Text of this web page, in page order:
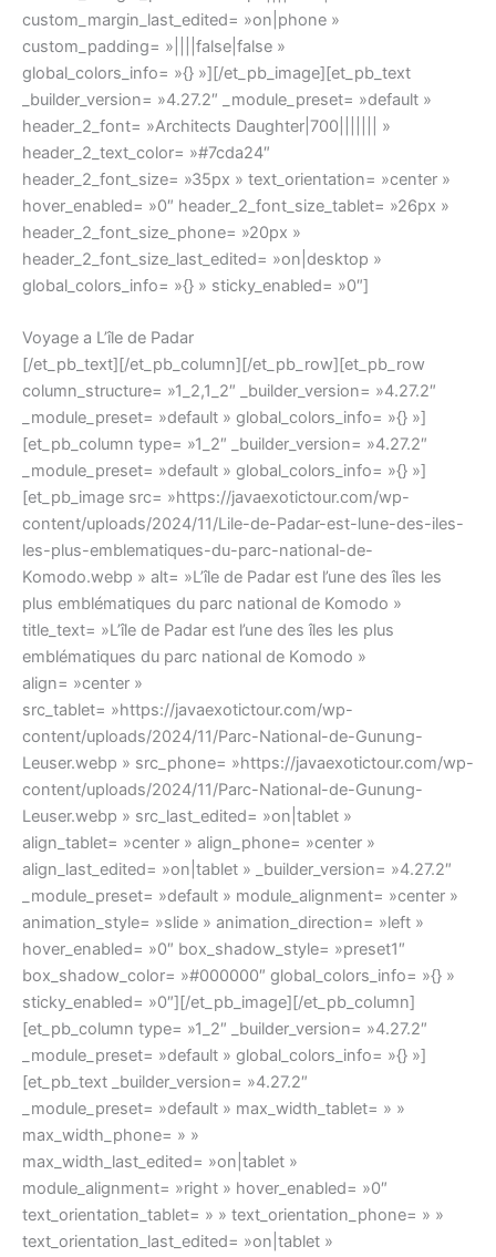
custom_margin_last_edited= »on|phone »
custom_padding= »||||false|false »
global_colors_info= »{} »][/et_pb_image][et_pb_text
_builder_version= »4.27.2″ _module_preset= »default »
header_2_font= »Architects Daughter|700||||||| »
header_2_text_color= »#7cda24″
header_2_font_size= »35px » text_orientation= »center »
hover_enabled= »0″ header_2_font_size_tablet= »26px »
header_2_font_size_phone= »20px »
header_2_font_size_last_edited= »on|desktop »
global_colors_info= »{} » sticky_enabled= »0″]
Voyage a L’île de Padar
[/et_pb_text][/et_pb_column][/et_pb_row][et_pb_row
column_structure= »1_2,1_2″ _builder_version= »4.27.2″
_module_preset= »default » global_colors_info= »{} »]
[et_pb_column type= »1_2″ _builder_version= »4.27.2″
_module_preset= »default » global_colors_info= »{} »]
[et_pb_image src= »https://javaexotictour.com/wp-
content/uploads/2024/11/Lile-de-Padar-est-lune-des-iles-
les-plus-emblematiques-du-parc-national-de-
Komodo.webp » alt= »L’île de Padar est l’une des îles les
plus emblématiques du parc national de Komodo »
title_text= »L’île de Padar est l’une des îles les plus
emblématiques du parc national de Komodo »
align= »center »
src_tablet= »https://javaexotictour.com/wp-
content/uploads/2024/11/Parc-National-de-Gunung-
Leuser.webp » src_phone= »https://javaexotictour.com/wp-
content/uploads/2024/11/Parc-National-de-Gunung-
Leuser.webp » src_last_edited= »on|tablet »
align_tablet= »center » align_phone= »center »
align_last_edited= »on|tablet » _builder_version= »4.27.2″
_module_preset= »default » module_alignment= »center »
animation_style= »slide » animation_direction= »left »
hover_enabled= »0″ box_shadow_style= »preset1″
box_shadow_color= »#000000″ global_colors_info= »{} »
sticky_enabled= »0″][/et_pb_image][/et_pb_column]
[et_pb_column type= »1_2″ _builder_version= »4.27.2″
_module_preset= »default » global_colors_info= »{} »]
[et_pb_text _builder_version= »4.27.2″
_module_preset= »default » max_width_tablet= » »
max_width_phone= » »
max_width_last_edited= »on|tablet »
module_alignment= »right » hover_enabled= »0″
text_orientation_tablet= » » text_orientation_phone= » »
text_orientation_last_edited= »on|tablet »